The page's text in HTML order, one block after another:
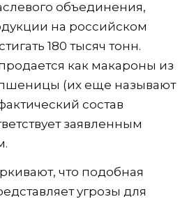
объединения,
на российском
180 тысяч тонн.
как макароны из
(их еще называют
состав
заявленным
что подобная
угрозы для